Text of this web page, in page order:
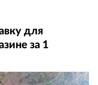
для
за 1